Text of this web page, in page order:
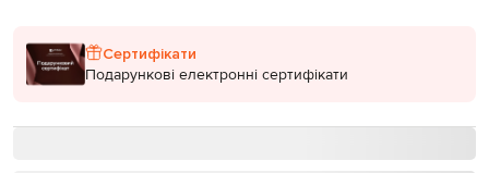
Сертифікати
Подарункові електронні сертифікати